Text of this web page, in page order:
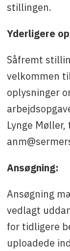
stillingen.
Yderligere
Såfremt
velkommen
oplysninger
Lynge
Ansøgning:
Ansøgning
vedlagt
for tidligere
uploadede